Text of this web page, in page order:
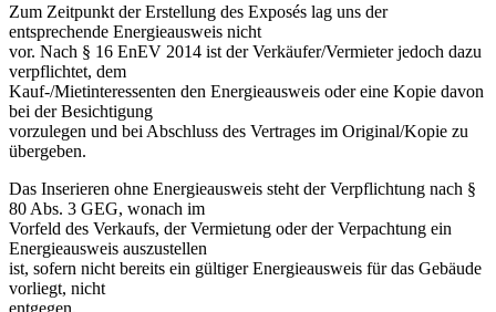
Zum Zeitpunkt der Erstellung des Exposés lag uns der
entsprechende Energieausweis nicht
vor. Nach § 16 EnEV 2014 ist der Verkäufer/Vermieter jedoch dazu
verpflichtet, dem
Kauf-/Mietinteressenten den Energieausweis oder eine Kopie davon
bei der Besichtigung
vorzulegen und bei Abschluss des Vertrages im Original/Kopie zu
übergeben.
Das Inserieren ohne Energieausweis steht der Verpflichtung nach §
80 Abs. 3 GEG, wonach im
Vorfeld des Verkaufs, der Vermietung oder der Verpachtung ein
Energieausweis auszustellen
ist, sofern nicht bereits ein gültiger Energieausweis für das Gebäude
vorliegt, nicht
entgegen.